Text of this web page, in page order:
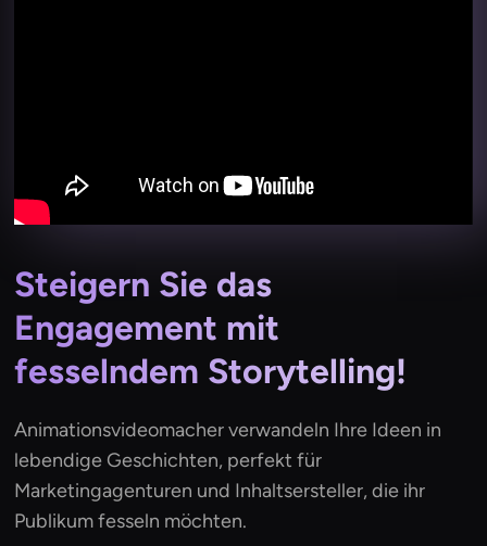
Steigern Sie das
Engagement mit
fesselndem Storytelling!
Animationsvideomacher verwandeln Ihre Ideen in
lebendige Geschichten, perfekt für
Marketingagenturen und Inhaltsersteller, die ihr
Publikum fesseln möchten.